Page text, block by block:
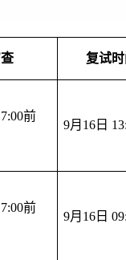
复试时
:00前
9月16日
:00前
9月16日